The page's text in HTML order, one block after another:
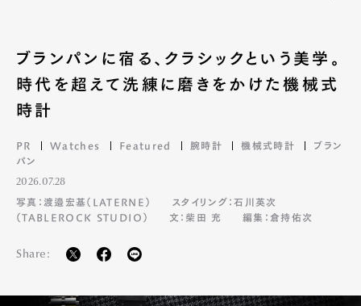
ブランパンに宿る、クラシックという美学。
時代を超えて洗練に磨きをかけた機械式
時計
PR Watches Featured 腕時計 機械式時計
ブラン
パン
2026.07.28
写真：渡邉宏基（LATERNE）
スタイリング：石川英次
（TABLEROCK STUDIO）
文：柴田 充 編集：倉持佑次
Share: